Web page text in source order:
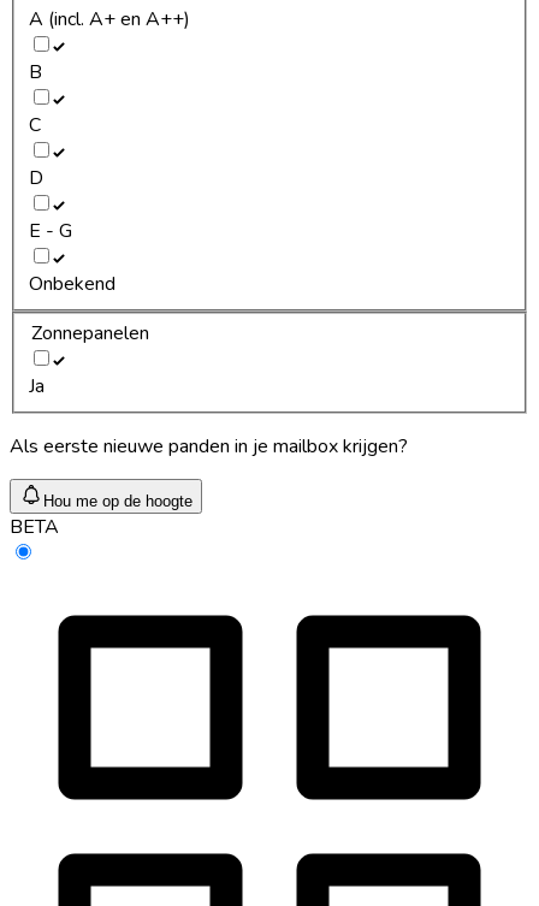
A (incl. A+ en A++)
B
C
D
E - G
Onbekend
Zonnepanelen
Ja
Als eerste nieuwe panden in je mailbox krijgen?
Hou me op de hoogte
BETA